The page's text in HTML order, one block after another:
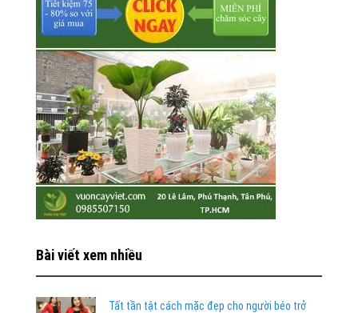
Bài viết xem nhiều
Tất tần tật cách mặc đẹp cho người béo trở